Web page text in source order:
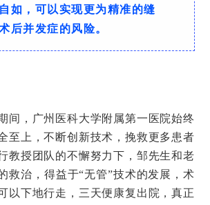
如，可以实现更为精准的缝
后并发症的风险。
间，广州医科大学附属第一医院始终
至上，不断创新技术，挽救更多患者
教授团队的不懈努力下，邹先生和老
救治，得益于“无管”技术的发展，术
以下地行走，三天便康复出院，真正